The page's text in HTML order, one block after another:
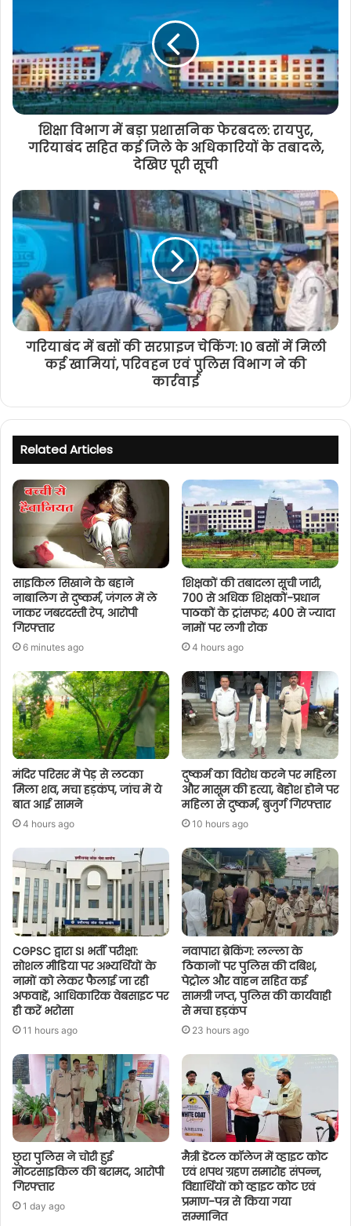
शिक्षा विभाग में बड़ा प्रशासनिक फेरबदल: रायपुर,
गरियाबंद सहित कई जिले के अधिकारियों के तबादले,
देखिए पूरी सूची
गरियाबंद में बसों की सरप्राइज चेकिंग: 10 बसों में मिली
कई खामियां, परिवहन एवं पुलिस विभाग ने की
कार्रवाई
Related Articles
साइकिल सिखाने के बहाने
नाबालिग से दुष्कर्म, जंगल में ले
जाकर जबरदस्ती रेप, आरोपी
गिरफ्तार
6 minutes ago
शिक्षकों की तबादला सूची जारी,
700 से अधिक शिक्षकों-प्रधान
पाठकों के ट्रांसफर; 400 से ज्यादा
नामों पर लगी रोक
4 hours ago
मंदिर परिसर में पेड़ से लटका
मिला शव, मचा हड़कंप, जांच में ये
बात आई सामने
4 hours ago
दुष्कर्म का विरोध करने पर महिला
और मासूम की हत्या, बेहोश होने पर
महिला से दुष्कर्म, बुजुर्ग गिरफ्तार
10 hours ago
CGPSC द्वारा SI भर्ती परीक्षा:
सोशल मीडिया पर अभ्यर्थियों के
नामों को लेकर फैलाई जा रही
अफवाहें, आधिकारिक वेबसाइट पर
ही करें भरोसा
11 hours ago
नवापारा ब्रेकिंग: लल्ला के
ठिकानों पर पुलिस की दबिश,
पेट्रोल और वाहन सहित कई
सामग्री जप्त, पुलिस की कार्यवाही
से मचा हड़कंप
23 hours ago
छुरा पुलिस ने चोरी हुई
मोटरसाइकिल की बरामद, आरोपी
गिरफ्तार
1 day ago
मैत्री डेंटल कॉलेज में व्हाइट कोट
एवं शपथ ग्रहण समारोह संपन्न,
विद्यार्थियों को व्हाइट कोट एवं
प्रमाण-पत्र से किया गया
सम्मानित